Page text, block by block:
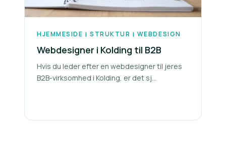
HJEMMESIDE | STRUKTUR | WEBDESIGN
Webdesigner i Kolding til B2B
Hvis du leder efter en webdesigner til jeres
B2B-virksomhed i Kolding, er det sj...